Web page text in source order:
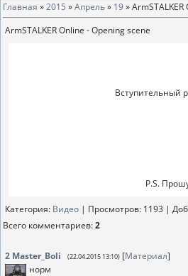
Главная »2015 »Апрель» 19»
ArmSTALKER Online - Opening scene
Вступительный
P.S.
Категория: Видео | Просмотров: 1193 |
Всего комментариев:2
2 Master_Boli (22.04.2015 13:10) [Материал]
норм